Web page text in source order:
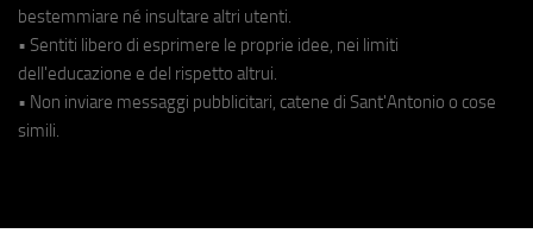
bestemmiare né insultare altri utenti.
• Sentiti libero di esprimere le proprie idee, nei limiti
dell'educazione e del rispetto altrui.
• Non inviare messaggi pubblicitari, catene di Sant'Antonio o cose
simili.